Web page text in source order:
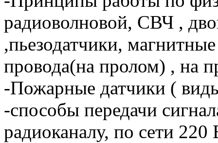
радиоволновой, СВЧ ,
,пьезодатчики,
провода(на пролом) , на
-Пожарные датчики (
-способы передачи
радиоканалу, по сети 220